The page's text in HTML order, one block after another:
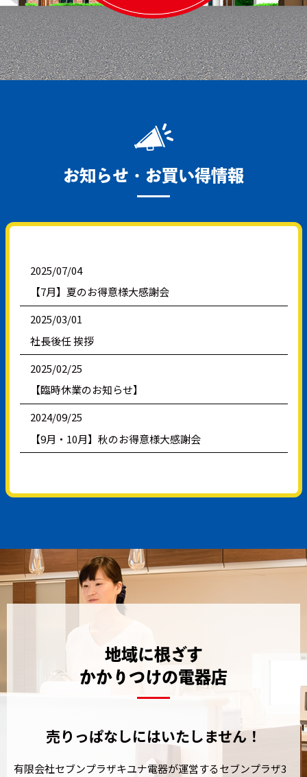
お知らせ・お買い得情報
2025/07/04
【7月】夏のお得意様大感謝会
2025/03/01
社長後任 挨拶
2025/02/25
【臨時休業のお知らせ】
2024/09/25
【9月・10月】秋のお得意様大感謝会
2024/05/14
【5月限定】決算御礼!!お得意様大感謝会
【3月限定】春のお得意様大感謝会
【1月限定】快適生活フェア開催!!
【年末年始の営業時間のご案内】
地域に根ざす
かかりつけの電器店
売りっぱなしにはいたしません！
有限会社セブンプラザキユナ電器が運営するセブンプラザ3